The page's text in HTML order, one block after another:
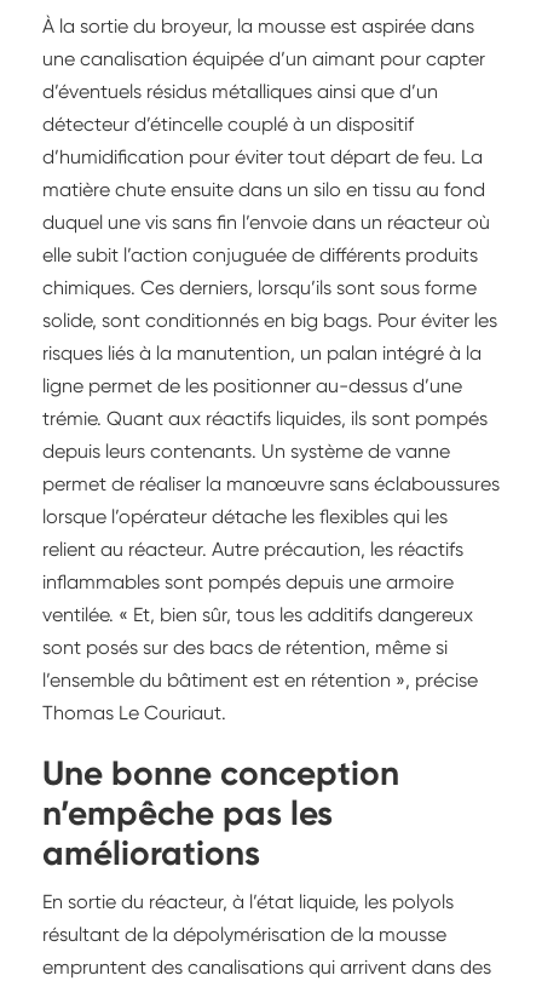
À la sortie du broyeur, la mousse est aspirée dans
une canalisation équipée d’un aimant pour capter
d’éventuels résidus métalliques ainsi que d’un
détecteur d’étincelle couplé à un dispositif
d’humidification pour éviter tout départ de feu. La
matière chute ensuite dans un silo en tissu au fond
duquel une vis sans fin l’envoie dans un réacteur où
elle subit l’action conjuguée de différents produits
chimiques. Ces derniers, lorsqu’ils sont sous forme
solide, sont conditionnés en big bags. Pour éviter les
risques liés à la manutention, un palan intégré à la
ligne permet de les positionner au-dessus d’une
trémie. Quant aux réactifs liquides, ils sont pompés
depuis leurs contenants. Un système de vanne
permet de réaliser la manœuvre sans éclaboussures
lorsque l’opérateur détache les flexibles qui les
relient au réacteur. Autre précaution, les réactifs
inflammables sont pompés depuis une armoire
ventilée. « Et, bien sûr, tous les additifs dangereux
sont posés sur des bacs de rétention, même si
l’ensemble du bâtiment est en rétention », précise
Thomas Le Couriaut.
Une bonne conception
n’empêche pas les
améliorations
En sortie du réacteur, à l’état liquide, les polyols
résultant de la dépolymérisation de la mousse
empruntent des canalisations qui arrivent dans des